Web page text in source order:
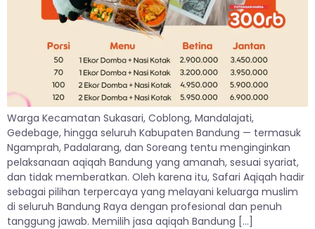
Warga Kecamatan Sukasari, Coblong, Mandalajati,
Gedebage, hingga seluruh Kabupaten Bandung — termasuk
Ngamprah, Padalarang, dan Soreang tentu menginginkan
pelaksanaan aqiqah Bandung yang amanah, sesuai syariat,
dan tidak memberatkan. Oleh karena itu, Safari Aqiqah hadir
sebagai pilihan terpercaya yang melayani keluarga muslim
di seluruh Bandung Raya dengan profesional dan penuh
tanggung jawab. Memilih jasa aqiqah Bandung […]